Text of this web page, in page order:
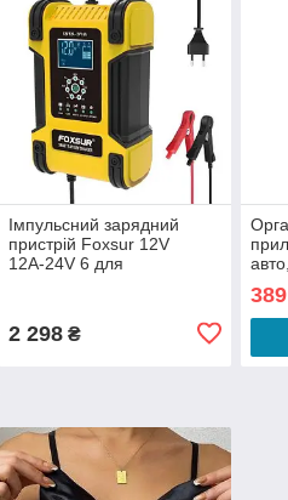
Імпульсний зарядний
пристрій Foxsur 12V
12А-24V 6 для
2 298₴
389